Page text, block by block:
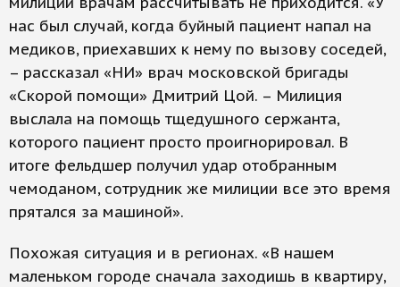
нас был случай, когда буйный пациент напал на
медиков, приехавших к нему по вызову соседей,
– рассказал «НИ» врач московской бригады
«Скорой помощи» Дмитрий Цой. – Милиция
выслала на помощь тщедушного сержанта,
которого пациент просто проигнорировал. В
итоге фельдшер получил удар отобранным
чемоданом, сотрудник же милиции все это время
прятался за машиной».
Похожая ситуация и в регионах. «В нашем
маленьком городе сначала заходишь в квартиру,